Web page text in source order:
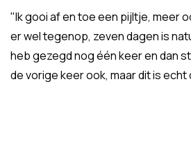
"Ik gooi af en toe een pijltje, meer
er wel tegenop, zeven dagen is
heb gezegd nog één keer en dan
de vorige keer ook, maar dit is